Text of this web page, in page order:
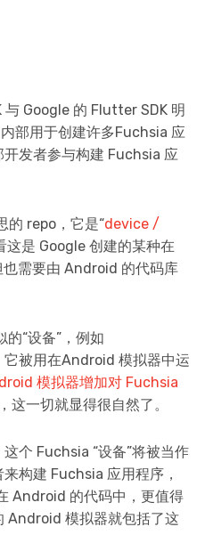
Google 的 Flutter SDK 明
部用于创建许多Fuchsia 应
发者参与构建 Fuchsia 应
的 repo，它是“device /
这是 Google 创建的某种在
也需要由 Android 的代码库
“设备”，例如
被用在Android 模拟器中运
模拟器增加对 Fuchsia
，这一切就显得很自然了。
个 Fuchsia “设备”将被当作
构建 Fuchsia 应用程序，
Android 的代码中，更值得
Android 模拟器就包括了这